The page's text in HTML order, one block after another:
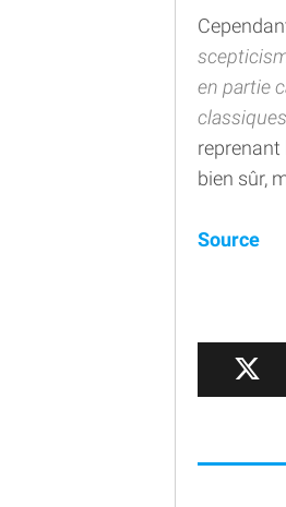
en partie
classiques
reprenant
bien sûr,
Source